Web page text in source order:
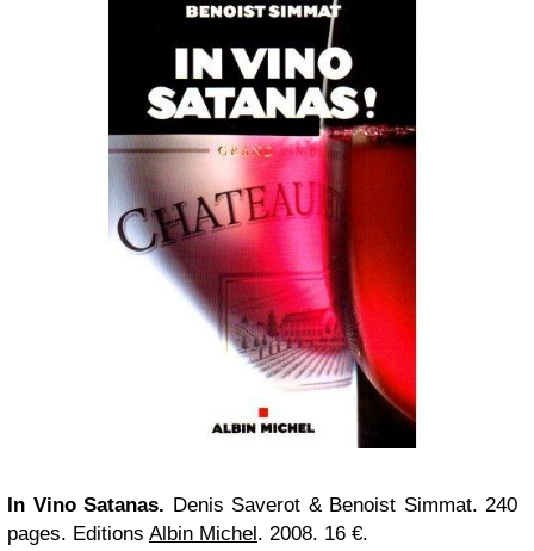
In Vino Satanas. Denis Saverot & Benoist Simmat. 240
pages. Editions Albin Michel. 2008. 16 €.